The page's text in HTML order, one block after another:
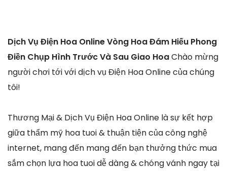
Dịch Vụ Điện Hoa Online Vòng Hoa Đám Hiếu Phong
Điền Chụp Hình Trước Và Sau Giao HoaChào mừng
người chơi tới với dịch vụ Điện Hoa Online của chúng
tôi!
Thương Mại & Dịch Vụ Điện Hoa Online là sự kết hợp
giữa thẩm mỹ hoa tuoi & thuận tiện của công nghệ
internet, mang đến mang đến bạn thưởng thức mua
sắm chọn lựa hoa tuoi dễ dàng & chóng vánh ngay tại